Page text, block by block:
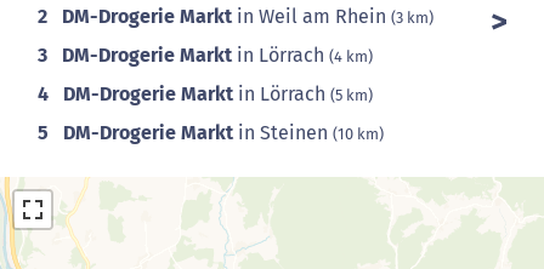
2 DM-Drogerie Markt in Weil am Rhein (3 km)
3 DM-Drogerie Markt in Lörrach (4 km)
4 DM-Drogerie Markt in Lörrach (5 km)
5 DM-Drogerie Markt in Steinen (10 km)